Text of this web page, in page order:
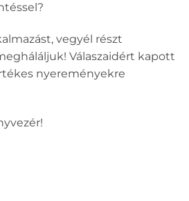
vegyél részt
Válaszaidért kapott
nyereményekre